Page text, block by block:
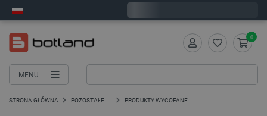
MENU
0
STRONA GŁÓWNA POZOSTAŁE PRODUKTY WYCOFANE